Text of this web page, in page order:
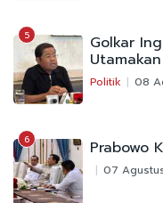
5 Golkar
Politik 08
6 Prabowo
07